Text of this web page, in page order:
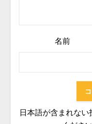
名前
日本語が含まれな